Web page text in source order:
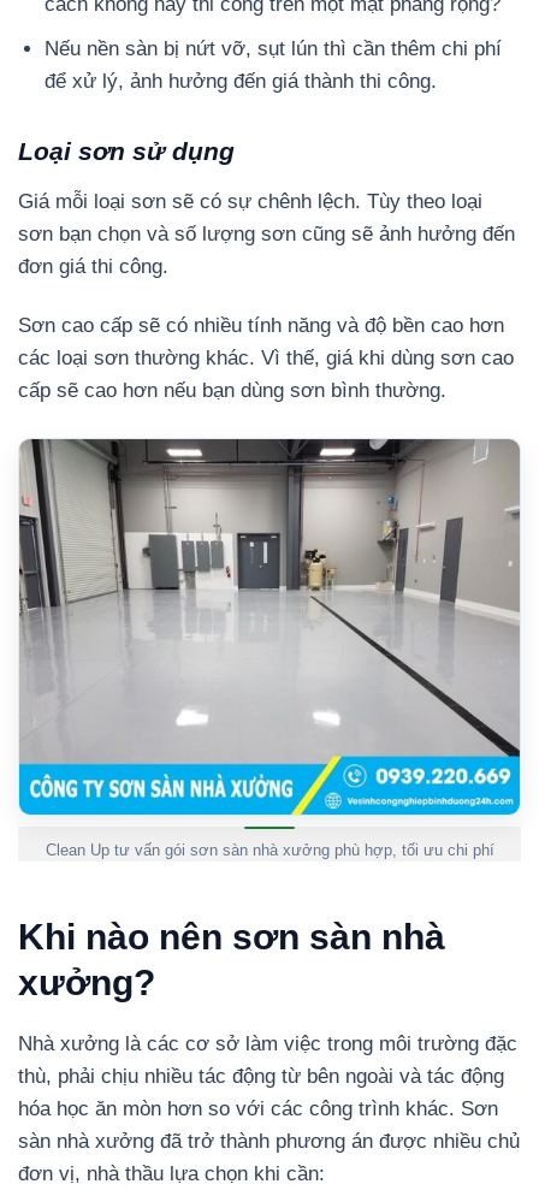
Nếu nền sàn bị nứt vỡ, sụt lún thì cần thêm chi phí
để xử lý, ảnh hưởng đến giá thành thi công.
Loại sơn sử dụng
Giá mỗi loại sơn sẽ có sự chênh lệch. Tùy theo loại
sơn bạn chọn và số lượng sơn cũng sẽ ảnh hưởng đến
đơn giá thi công.
Sơn cao cấp sẽ có nhiều tính năng và độ bền cao hơn
các loại sơn thường khác. Vì thế, giá khi dùng sơn cao
cấp sẽ cao hơn nếu bạn dùng sơn bình thường.
Clean Up tư vấn gói sơn sàn nhà xưởng phù hợp, tối ưu chi phí
Khi nào nên sơn sàn nhà
xưởng?
Nhà xưởng là các cơ sở làm việc trong môi trường đặc
thù, phải chịu nhiều tác động từ bên ngoài và tác động
hóa học ăn mòn hơn so với các công trình khác. Sơn
sàn nhà xưởng đã trở thành phương án được nhiều chủ
đơn vị, nhà thầu lựa chọn khi cần: